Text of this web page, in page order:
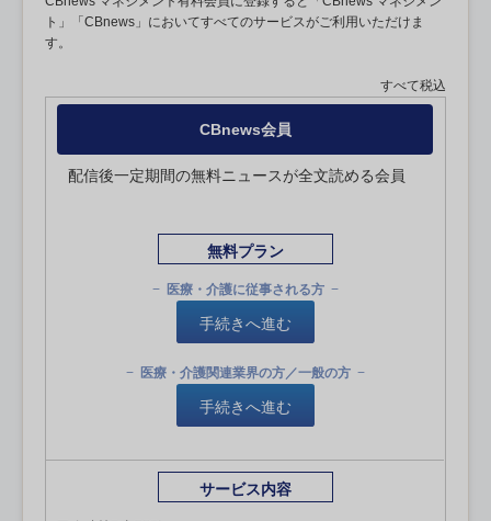
ト」「CBnews」においてすべてのサービスがご利用いただけま
す。
すべて税込
CBnews会員
配信後一定期間の無料ニュースが全文読める会員
無料プラン
医療・介護に従事される方
手続きへ進む
医療・介護関連業界の方／一般の方
手続きへ進む
サービス内容